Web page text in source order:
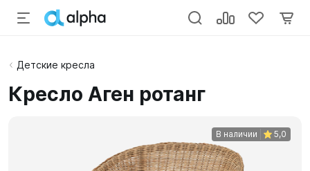
Детские кресла
Кресло Аген ротанг
В наличии 5,0